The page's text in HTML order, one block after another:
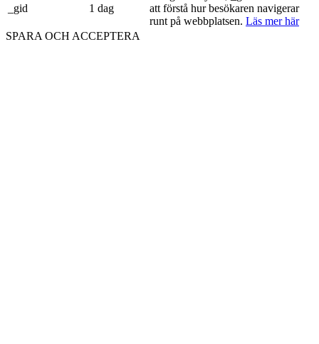
_gid 1 dag
att förstå hur besökaren navigerar
runt på webbplatsen. Läs mer här
SPARA OCH ACCEPTERA